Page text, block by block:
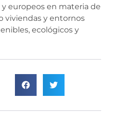
europeos en materia de
viviendas y entornos
ecológicos y